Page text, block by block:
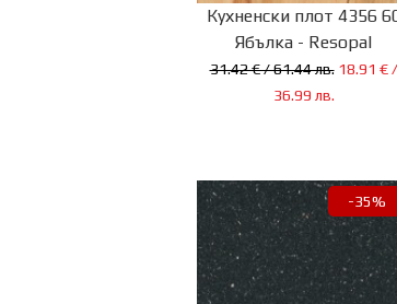
Кухненски плот 4356
Ябълка - Resopal
31.42 € / 61.44 лв. 18.91 € /
36.99 лв.
-35%